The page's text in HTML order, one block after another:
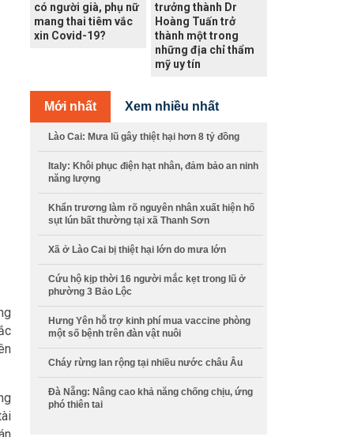
có người già, phụ nữ
mang thai tiêm vắc
xin Covid-19?
trưởng thành Dr
Hoàng Tuấn trở
thành một trong
những địa chỉ thẩm
mỹ uy tín
Mới nhất Xem nhiều nhất
Lào Cai: Mưa lũ gây thiệt hại hơn 8 tỷ đồng
Italy: Khôi phục điện hạt nhân, đảm bảo an ninh
năng lượng
Khẩn trương làm rõ nguyên nhân xuất hiện hố
sụt lún bất thường tại xã Thanh Sơn
Xã ở Lào Cai bị thiệt hại lớn do mưa lớn
Cứu hộ kịp thời 16 người mắc kẹt trong lũ ở
phường 3 Bảo Lộc
Hưng Yên hỗ trợ kinh phí mua vaccine phòng
một số bệnh trên đàn vật nuôi
Cháy rừng lan rộng tại nhiều nước châu Âu
Đà Nẵng: Nâng cao khả năng chống chịu, ứng
phó thiên tai